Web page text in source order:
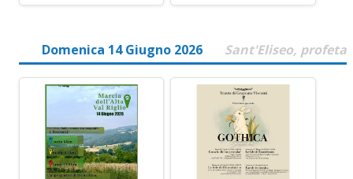
Domenica 14 Giugno 2026 Sant'Eliseo, profeta